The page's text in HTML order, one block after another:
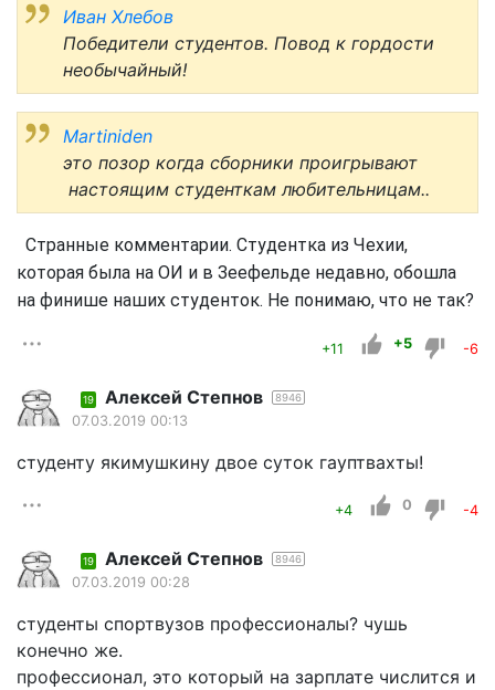
Иван Хлебов
Победители студентов. Повод к гордости
необычайный!
Martiniden
это позор когда сборники проигрывают
настоящим студенткам любительницам..
Странные комментарии. Студентка из Чехии,
которая была на ОИ и в Зеефельде недавно, обошла
на финише наших студенток. Не понимаю, что не так?
+11 +5 -6
19 Алексей Степнов 8946
07.03.2019 00:13
студенту якимушкину двое суток гауптвахты!
+4 0 -4
19 Алексей Степнов 8946
07.03.2019 00:28
студенты спортвузов профессионалы? чушь
конечно же.
профессионал, это который на зарплате числится и